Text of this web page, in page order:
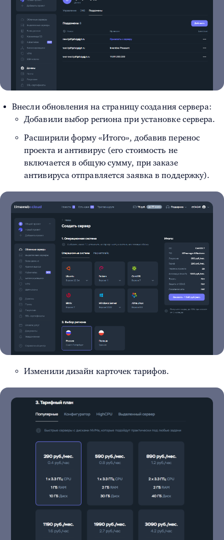
Внесли обновления на страницу создания сервера:
Добавили выбор региона при установке сервера.
Расширили форму «Итого», добавив перенос
проекта и антивирус (его стоимость не
включается в общую сумму, при заказе
антивируса отправляется заявка в поддержку).
Изменили дизайн карточек тарифов.